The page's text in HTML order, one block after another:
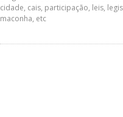
cidade, cais, participação, leis,
maconha, etc